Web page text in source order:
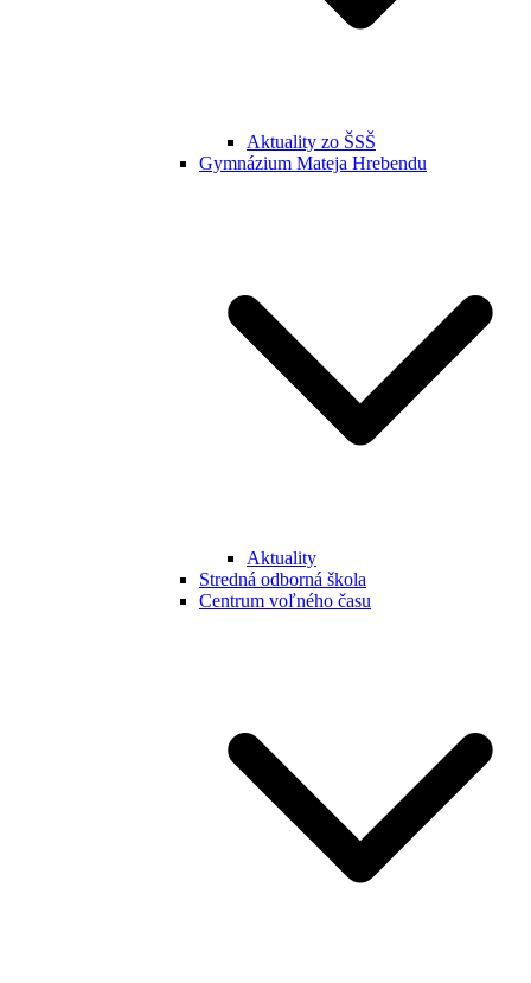
Aktuality zo ŠSŠ
Gymnázium Mateja Hrebendu
Aktuality
Stredná odborná škola
Centrum voľného času